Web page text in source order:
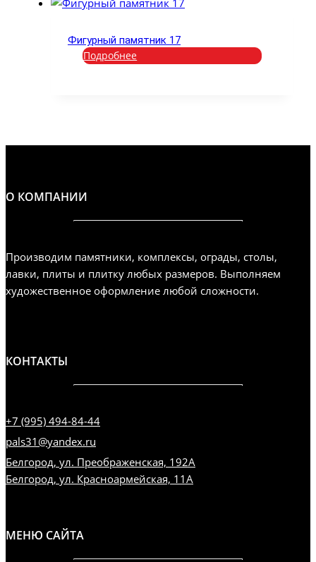
Фигурный памятник 17
Подробнее
О КОМПАНИИ
Производим памятники, комплексы, ограды, столы,
лавки, плиты и плитку любых размеров. Выполняем
художественное оформление любой сложности.
КОНТАКТЫ
+7 (995) 494-84-44
pals31@yandex.ru
Белгород, ул. Преображенская, 192А
Белгород, ул. Красноармейская, 11А
МЕНЮ САЙТА